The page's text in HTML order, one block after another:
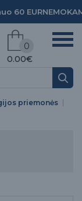
60 EUR
0.00€
0
priemonės